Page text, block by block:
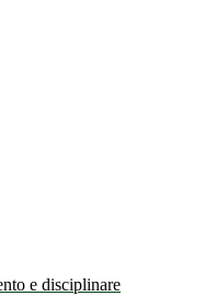
e disciplinare